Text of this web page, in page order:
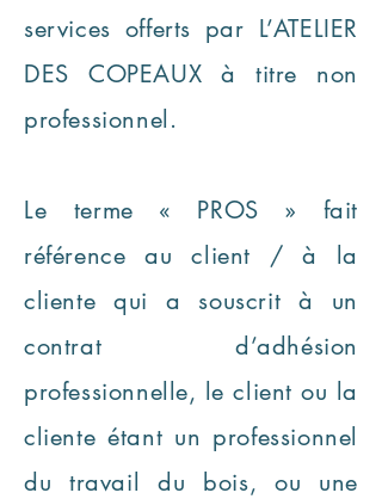
services offerts par L’ATELIER
DES COPEAUX à titre non
professionnel.
Le terme « PROS » fait
référence au client / à la
cliente qui a souscrit à un
contrat d’adhésion
professionnelle, le client ou la
cliente étant un professionnel
du travail du bois, ou une